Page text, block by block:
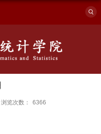
浏览次数： 6366